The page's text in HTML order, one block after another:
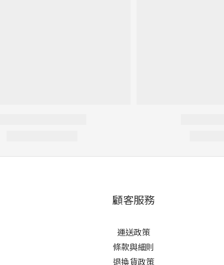
顧客服務
運送政策
條款與細則
退換貨政策